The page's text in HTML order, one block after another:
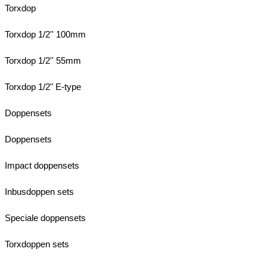
Torxdop
Torxdop 1/2'' 100mm
Torxdop 1/2'' 55mm
Torxdop 1/2" E-type
Doppensets
Doppensets
Impact doppensets
Inbusdoppen sets
Speciale doppensets
Torxdoppen sets